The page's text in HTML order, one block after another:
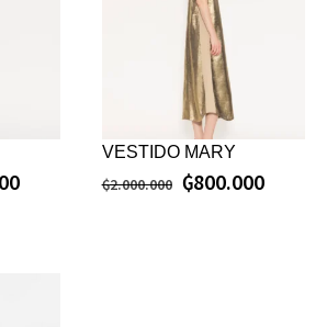
VESTIDO MARY
₲2.000.000 ₲800.000